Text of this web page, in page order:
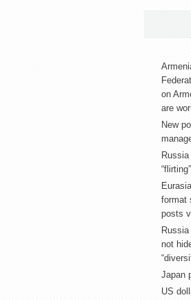
on
are
New
format
posts
not
Japan
US